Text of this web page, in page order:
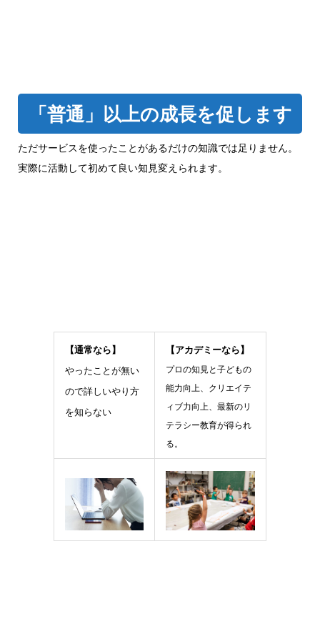
「普通」以上の成長を促します
ただサービスを使ったことがあるだけの知識では足りません。
実際に活動して初めて良い知見変えられます。
【通常なら】
やったことが無い
ので詳しいやり方
を知らない
【アカデミーなら】
プロの知見と子どもの
能力向上、クリエイテ
ィブ力向上、最新のリ
テラシー教育が得られ
る。